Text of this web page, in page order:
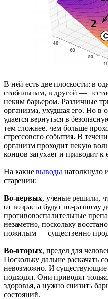
В ней есть две плоскости: в
стабильным, в другой —
неким барьером. Различные
организма, ухудшая его. Но в
удается вернуться в
тем сложнее, чем больше
стрессового события. В
организм проходит некую
концов затухает и приводит к
На какие выводы натолкнуло
старении:
Во-первых, ученые решили,
от возраста будут по-разному
противовоспалительные
незаметно, поскольку
пожилым — существенно
Во-вторых, предел для
Поскольку дальше раскачать
невозможно. И существующие
подходят. Они приводят
здоровья, а нужно снизить
состояний.